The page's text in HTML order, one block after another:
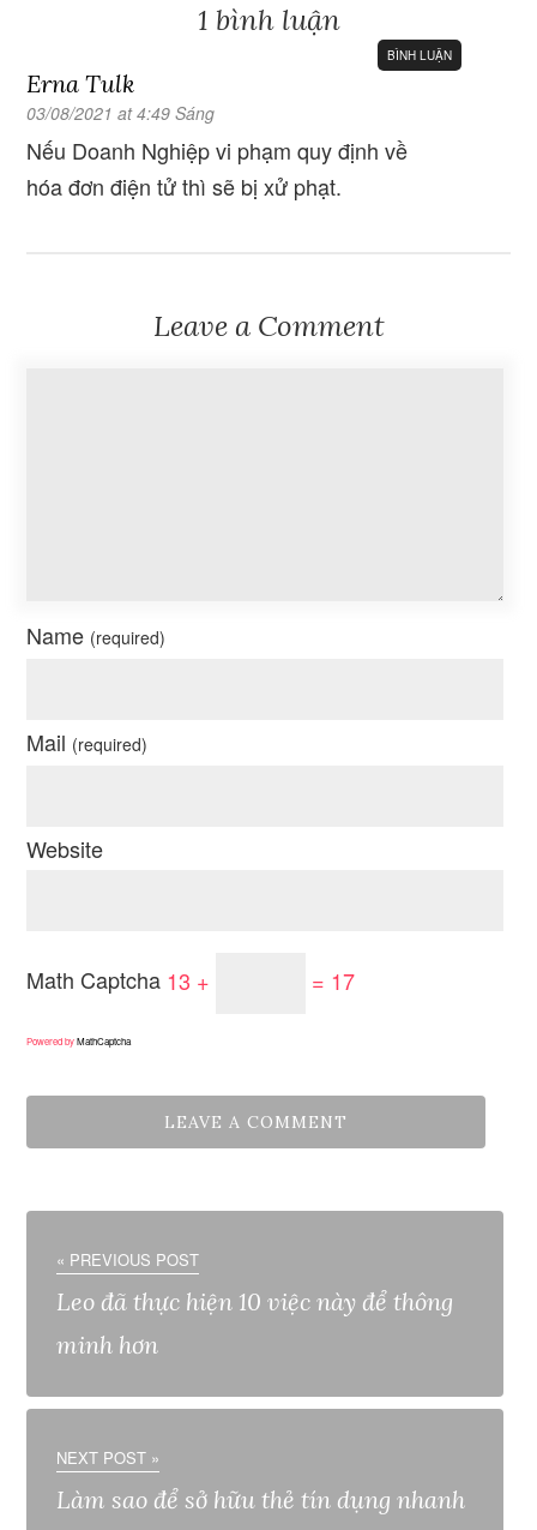
1 bình luận
Erna Tulk
03/08/2021 at 4:49 Sáng
BÌNH LUẬN
Nếu Doanh Nghiệp vi phạm quy định về
hóa đơn điện tử thì sẽ bị xử phạt.
Leave a Comment
Name (required)
Mail (required)
Website
Math Captcha 13 + = 17
Powered byMathCaptcha
« PREVIOUS POST
Leo đã thực hiện 10 việc này để thông
minh hơn
NEXT POST »
Làm sao để sở hữu thẻ tín dụng nhanh